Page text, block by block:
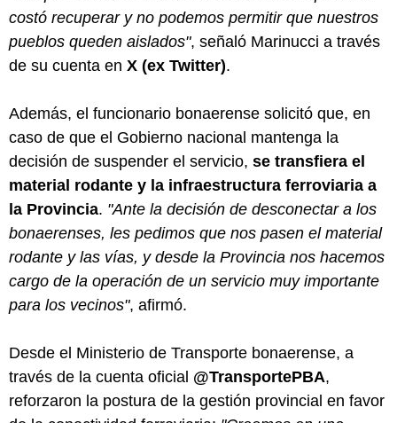
costó recuperar y no podemos permitir que nuestros
pueblos queden aislados", señaló Marinucci a través
de su cuenta en X (ex Twitter).
Además, el funcionario bonaerense solicitó que, en
caso de que el Gobierno nacional mantenga la
decisión de suspender el servicio, se transfiera el
material rodante y la infraestructura ferroviaria a
la Provincia. "Ante la decisión de desconectar a los
bonaerenses, les pedimos que nos pasen el material
rodante y las vías, y desde la Provincia nos hacemos
cargo de la operación de un servicio muy importante
para los vecinos", afirmó.
Desde el Ministerio de Transporte bonaerense, a
través de la cuenta oficial @TransportePBA,
reforzaron la postura de la gestión provincial en favor